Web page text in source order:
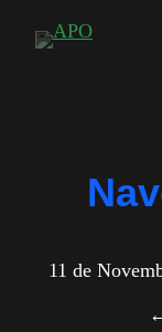
11 de